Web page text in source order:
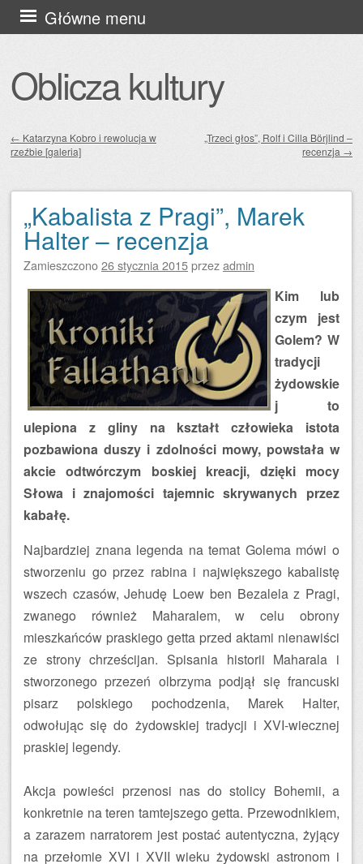
Oblicza kultury
Główne menu
Przejdź
do
Zobacz wpisy
← Katarzyna Kobro i rewolucja w
rzeźbie [galeria]
„Trzeci głos”, Rolf i Cilla Börjlind –
recenzja →
„Kabalista z Pragi”, Marek
Halter – recenzja
Zamieszczono26 stycznia 2015przezadmin
Kim lub
czym jest
Golem? W
tradycji
żydowskie
j to
ulepiona z gliny na kształt człowieka istota
pozbawiona duszy i zdolności mowy, powstała w
akcie odtwórczym boskiej kreacji, dzięki mocy
Słowa i znajomości tajemnic skrywanych przez
kabałę.
Najbardziej znana legenda na temat Golema mówi o
stworzeniu go przez rabina i największego kabalistę
wszech czasów, Jehudę Loew ben Bezalela z Pragi,
zwanego również Maharalem, w celu obrony
mieszkańców praskiego getta przed aktami nienawiści
ze strony chrześcijan. Spisania historii Maharala i
stworzonego przezeń olbrzyma podjął się francuski
pisarz polskiego pochodzenia, Marek Halter,
odwołując się do żydowskiej tradycji i XVI-wiecznej
praskiej legendy.
Akcja powieści przenosi nas do stolicy Bohemii, a
konkretnie na teren tamtejszego getta. Przewodnikiem,
a zarazem narratorem jest postać autentyczna, żyjący
na przełomie XVI i XVII wieku żydowski astronom i